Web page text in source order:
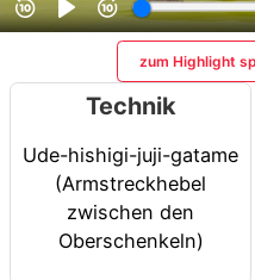
zum Highlight
Technik
Ude-hishigi-juji-gatame
(Armstreckhebel
zwischen den
Oberschenkeln)